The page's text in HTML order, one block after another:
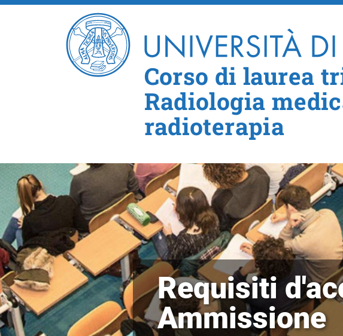
Corso di laurea
Radiologia
radioterapia
Requisiti
Ammissione